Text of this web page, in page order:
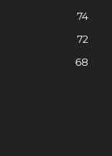
74
72
68